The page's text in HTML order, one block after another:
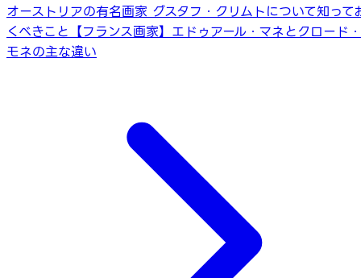
オーストリアの有名画家 グスタフ・クリムトについて知って
くべきこと 【フランス画家】エドゥアール・マネとクロード・
モネの主な違い